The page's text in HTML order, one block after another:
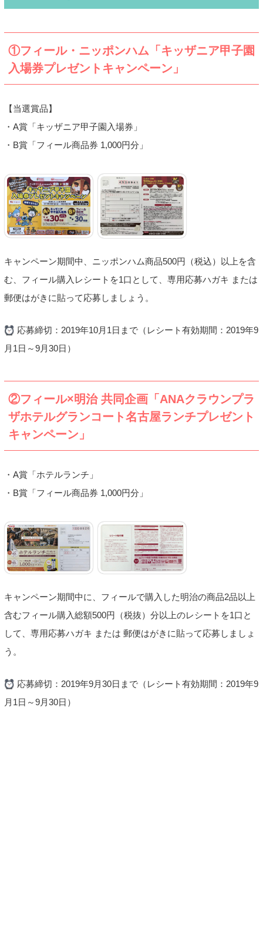
①フィール・ニッポンハム「キッザニア甲子園
入場券プレゼントキャンペーン」
【当選賞品】
・A賞「キッザニア甲子園入場券」
・B賞「フィール商品券 1,000円分」
キャンペーン期間中、ニッポンハム商品500円（税込）以上を含
む、フィール購入レシートを1口として、専用応募ハガキ または
郵便はがきに貼って応募しましょう。
応募締切：2019年10月1日まで（レシート有効期間：2019年9
月1日～9月30日）
②フィール×明治 共同企画「ANAクラウンプラ
ザホテルグランコート名古屋ランチプレゼント
キャンペーン」
・A賞「ホテルランチ」
・B賞「フィール商品券 1,000円分」
キャンペーン期間中に、フィールで購入した明治の商品2品以上
含むフィール購入総額500円（税抜）分以上のレシートを1口と
して、専用応募ハガキ または 郵便はがきに貼って応募しましょ
う。
応募締切：2019年9月30日まで（レシート有効期間：2019年9
月1日～9月30日）